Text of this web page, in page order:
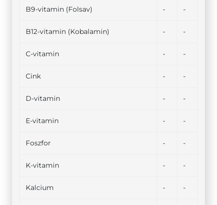
B9-vitamin (Folsav) - -
B12-vitamin (Kobalamin) - -
C-vitamin - -
Cink - -
D-vitamin - -
E-vitamin - -
Foszfor - -
K-vitamin - -
Kalcium - -